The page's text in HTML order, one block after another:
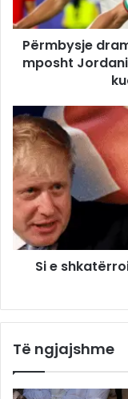
Përmbysje
mposht
Si e
Të ngjajshme